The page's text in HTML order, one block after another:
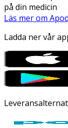
på din medicin
Läs mer om
Ladda ner vår